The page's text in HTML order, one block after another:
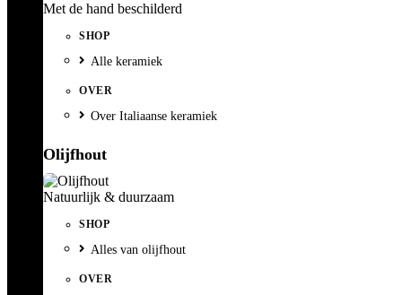
Met de hand beschilderd
SHOP
Alle keramiek
OVER
Over Italiaanse keramiek
Olijfhout
Natuurlijk & duurzaam
SHOP
Alles van olijfhout
OVER